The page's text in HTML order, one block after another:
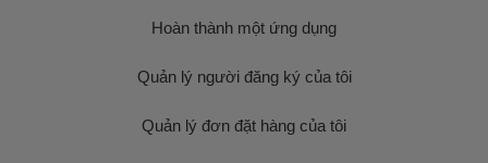
Hoàn thành một ứng dụng
Quản lý người đăng ký của tôi
Quản lý đơn đặt hàng của tôi